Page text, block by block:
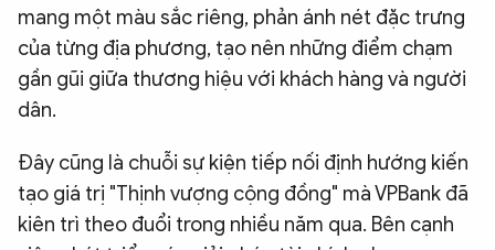
Video Ảnh
Infographic
Chuyên trang
mang một màu sắc riêng, phản ánh nét đặc trưng
của từng địa phương, tạo nên những điểm chạm
gần gũi giữa thương hiệu với khách hàng và người
dân.
Đây cũng là chuỗi sự kiện tiếp nối định hướng kiến
tạo giá trị "Thịnh vượng cộng đồng" mà VPBank đã
kiên trì theo đuổi trong nhiều năm qua. Bên cạnh